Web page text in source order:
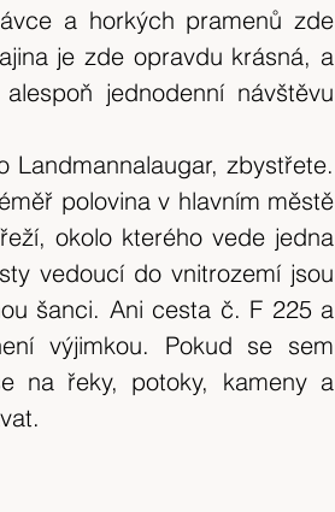
a horkých pramenů zde
je zde opravdu krásná, a
jednodenní návštěvu
zbystřete.
polovina v hlavním městě
okolo kterého vede jedna
vedoucí do vnitrozemí jsou
šanci. Ani cesta č. F 225 a
výjimkou. Pokud se sem
na řeky, potoky, kameny a